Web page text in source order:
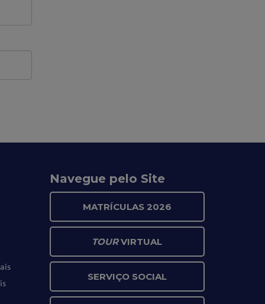
Navegue pelo Site
MATRÍCULAS 2026
TOURVIRTUAL
SERVIÇO SOCIAL